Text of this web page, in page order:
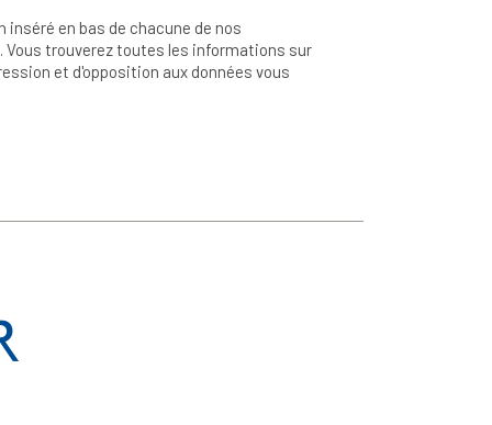
en bas de chacune de nos
trouverez toutes les informations sur
et d'opposition aux données vous